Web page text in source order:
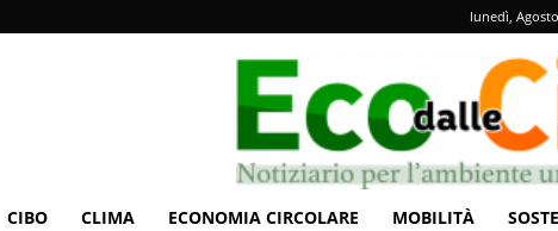
lunedì,
CIBO CLIMA ECONOMIA CIRCOLARE MOBILITÀ